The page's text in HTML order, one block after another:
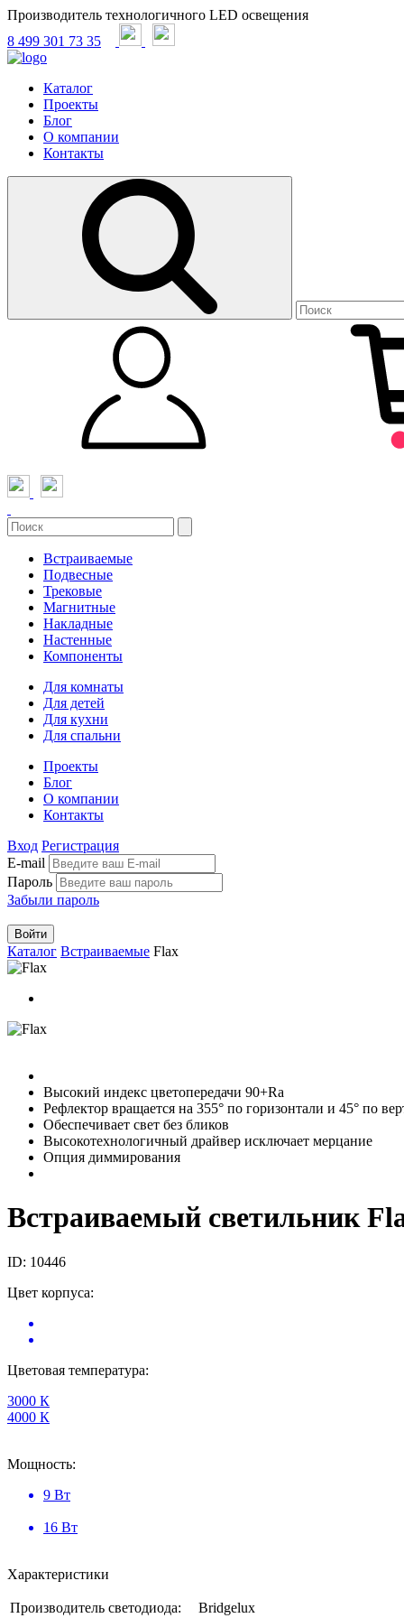
Производитель технологичного LED освещения
8 499 301 73 35
Каталог
Проекты
Блог
О компании
Контакты
Встраиваемые
Подвесные
Трековые
Магнитные
Накладные
Настенные
Компоненты
Для комнаты
Для детей
Для кухни
Для спальни
Проекты
Блог
О компании
Контакты
Вход Регистрация
E-mail
Пароль
Забыли пароль
Войти
Каталог Встраиваемые Flax
Высокий индекс цветопередачи 90+Ra
Рефлектор вращается на 355° по горизонтали и 45° по
Обеспечивает свет без бликов
Высокотехнологичный драйвер исключает мерцание
Опция диммирования
Встраиваемый светильник
ID: 10446
Цвет корпуса:
Цветовая температура:
3000 К
4000 К
Мощность:
9 Вт
16 Вт
Характеристики
Производитель светодиода: Bridgelux